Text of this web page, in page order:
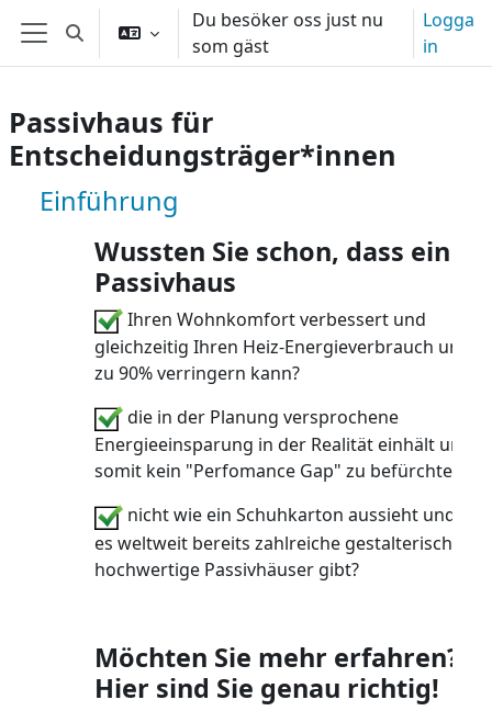
Gå direkt till huvudinnehåll
Sidopanel
Växla sökinmatning
Du besöker oss just nu
som gäst
Logga
in
Passivhaus für
Entscheidungsträger*innen
Kurs: Passivhaus für
Einführung
Wussten Sie schon, dass ein
Passivhaus
Ihren Wohnkomfort verbessert und
gleichzeitig Ihren Heiz-Energieverbrauch um
zu 90% verringern kann?
die in der Planung versprochene
Energieeinsparung in der Realität einhält und
somit kein "Perfomance Gap" zu befürchten
nicht wie ein Schuhkarton aussieht und
es weltweit bereits zahlreiche gestalterisch
hochwertige Passivhäuser gibt?
Möchten Sie mehr erfahren?
Hier sind Sie genau richtig!